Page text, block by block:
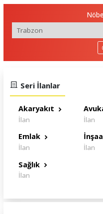
Seri İlanlar
Akaryakıt
İlan İlan
Emlak
İlan İlan
Sağlık
İlan